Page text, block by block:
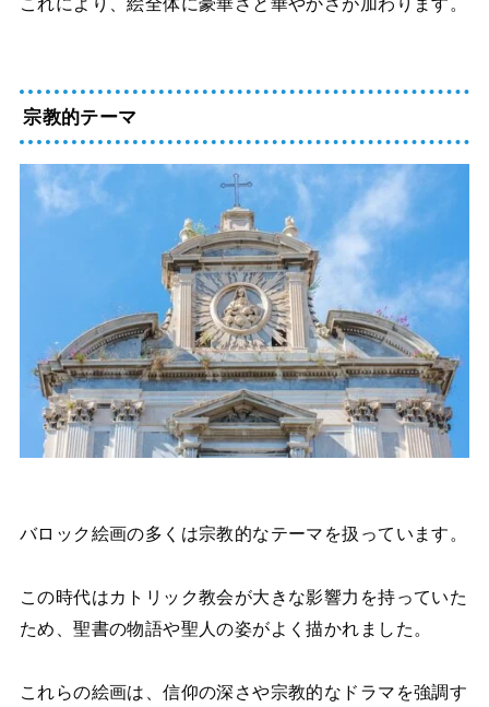
宗教的テーマ
バロック絵画の多くは宗教的なテーマを扱っています。
この時代はカトリック教会が大きな影響力を持っていた
ため、聖書の物語や聖人の姿がよく描かれました。
これらの絵画は、信仰の深さや宗教的なドラマを強調す